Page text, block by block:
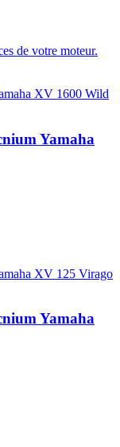
de votre moteur.
Yamaha
Yamaha